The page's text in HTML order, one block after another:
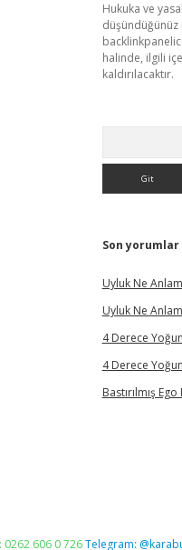
Hukuka ve
düşündüğünüz
halinde, ilgili
kaldırılacaktır.
Son yorumlar
Uyluk Ne
Uyluk Ne
4 Derece
4 Derece
Bastırılmış
0262 606 0 726Telegram: